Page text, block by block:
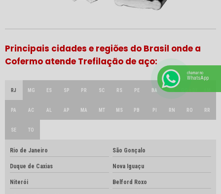
Principais cidades e regiões do Brasil onde a
Cofermo atende Trefilação de aço:
RJ MG ES SP PR SC RS PE BA
PA AC AL AP MA MT MS PB PI RN RO RR
SE TO
Rio de Janeiro São Gonçalo
Duque de Caxias Nova Iguaçu
Niterói Belford Roxo
chamar no
WhatsApp